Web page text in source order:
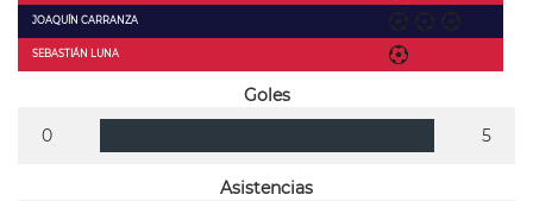
JOAQUÍN CARRANZA
SEBASTIÁN LUNA
Goles
0
5
Asistencias